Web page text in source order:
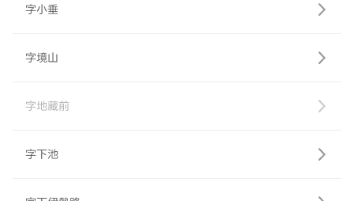
字小垂
字境山
字地藏前
字下池